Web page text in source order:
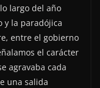
largo del año
y la paradójica
entre el gobierno
el carácter
agravaba cada
una salida